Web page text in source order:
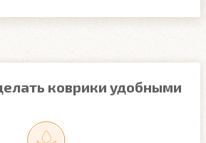
коврики удобными